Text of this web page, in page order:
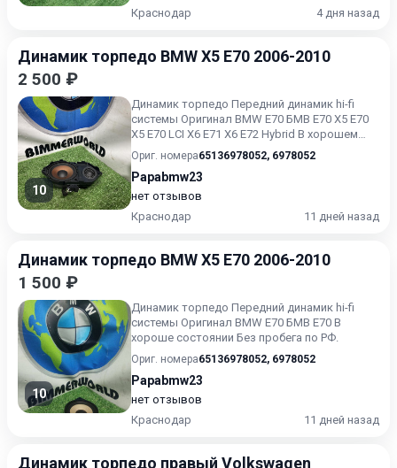
Краснодар
4 дня назад
Динамик торпедо BMW X5 E70 2006-2010
2 500 ₽
10
Динамик торпедо Передний динамик hi-fi
системы Оригинал BMW E70 БМВ Е70 X5 E70
X5 E70 LCI X6 E71 X6 E72 Hybrid В хорошем
состоянии Без пробе...
Ориг. номера65136978052, 6978052
Papabmw23
нет отзывов
Краснодар
11 дней назад
Динамик торпедо BMW X5 E70 2006-2010
1 500 ₽
10
Динамик торпедо Передний динамик hi-fi
системы Оригинал BMW E70 БМВ Е70 В
хороше состоянии Без пробега по РФ.
Ориг. номера65136978052, 6978052
Papabmw23
нет отзывов
Краснодар
11 дней назад
Динамик торпедо правый Volkswagen